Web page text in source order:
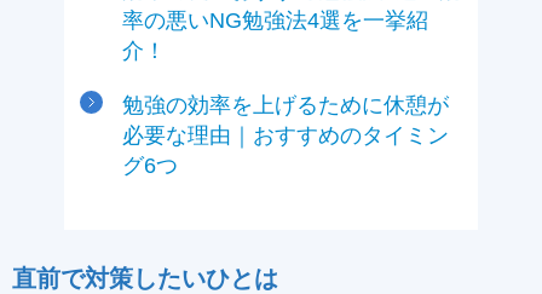
率の悪いNG勉強法4選を一挙紹
介！
勉強の効率を上げるために休憩が
必要な理由｜おすすめのタイミン
グ6つ
直前で対策したいひとは